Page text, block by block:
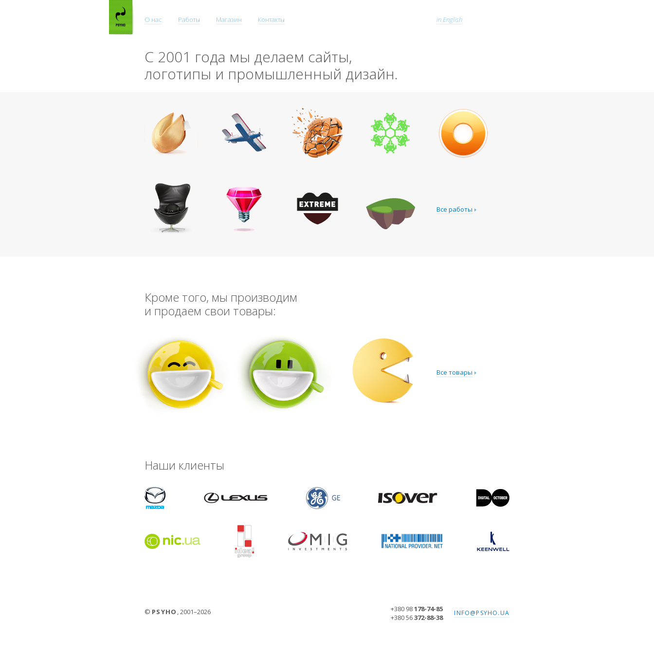
О нас Работы Магазин Контакты in English
С 2001 года мы делаем сайты,
логотипы и промышленный дизайн.
Все работы
Кроме того, мы производим
и продаем свои товары:
Все товары
Наши клиенты
© PSYHO , 2001–2026 +380 98178-74-85
+380 56372-88-38 INFO@PSYHO.UA